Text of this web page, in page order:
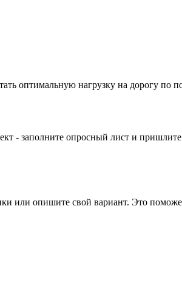
оптимальную нагрузку на дорогу по
- заполните опросный лист и пришлите
или опишите свой вариант. Это